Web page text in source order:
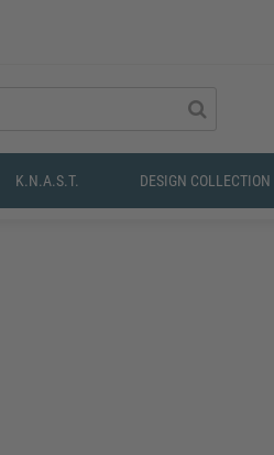
K.N.A.S.T. DESIGN COLLECTION